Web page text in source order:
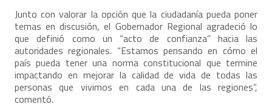
Junto con valorar la opción que la ciudadanía pueda poner
temas en discusión, el Gobernador Regional agradeció lo
que definió como un “acto de confianza” hacia las
autoridades regionales. “Estamos pensando en cómo el
país pueda tener una norma constitucional que termine
impactando en mejorar la calidad de vida de todas las
personas que vivimos en cada una de las regiones”,
comentó.